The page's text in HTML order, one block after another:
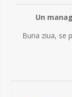
Un
Buna ziua, se